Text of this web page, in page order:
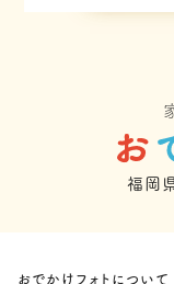
福岡
おでかけフォトについて